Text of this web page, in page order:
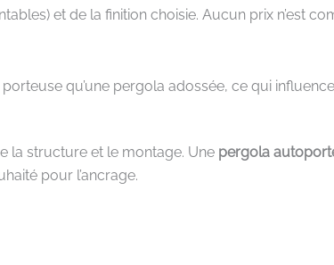
et de la finition choisie. Aucun prix n’est
qu’une pergola adossée, ce qui
la structure et le montage. Une pergola
pour l’ancrage.